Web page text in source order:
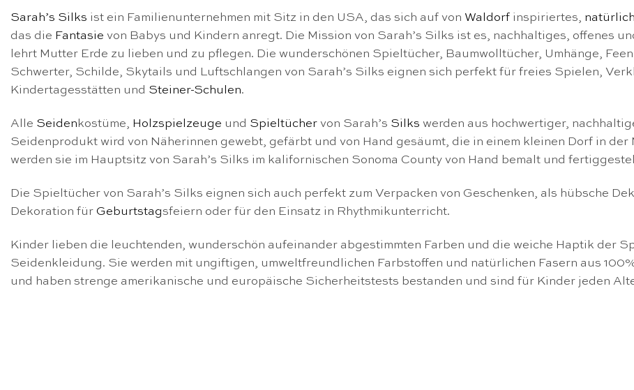
Sarah’s Silks ist ein Familienunternehmen mit Sitz in den USA, das sich auf von Waldorf inspiriertes,
das die Fantasie von Babys und Kindern anregt. Die Mission von Sarah’s Silks ist es, nachhaltiges, offenes
lehrt Mutter Erde zu lieben und zu pflegen. Die wunderschönen Spieltücher, Baumwolltücher, Umhänge,
Schwerter, Schilde, Skytails und Luftschlangen von Sarah’s Silks eignen sich perfekt für freies Spielen,
Kindertagesstätten und Steiner-Schulen.
Alle Seiden kostüme, Holzspielzeuge und Spieltücher von Sarah’s Silks werden aus hochwertiger,
Seidenprodukt wird von Näherinnen gewebt, gefärbt und von Hand gesäumt, die in einem kleinen Dorf in der
werden sie im Hauptsitz von Sarah’s Silks im kalifornischen Sonoma County von Hand bemalt und
Die Spieltücher von Sarah’s Silks eignen sich auch perfekt zum Verpacken von Geschenken, als hübsche
Dekoration für Geburtstagsfeiern oder für den Einsatz in Rhythmikunterricht.
Kinder lieben die leuchtenden, wunderschön aufeinander abgestimmten Farben und die weiche Haptik der
Seidenkleidung. Sie werden mit ungiftigen, umweltfreundlichen Farbstoffen und natürlichen Fasern aus
und haben strenge amerikanische und europäische Sicherheitstests bestanden und sind für Kinder jeden